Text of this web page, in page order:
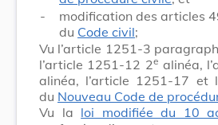
-
modification des articles
du Code civil;
Vu l’article 1251-3
l’article 1251-12 2e alinéa,
alinéa, l’article 1251-17 et
du Nouveau Code de
Vu la loi modifiée du 10